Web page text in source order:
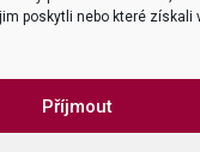
poskytli nebo které získali
Příjmout